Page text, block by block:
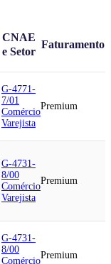
CNAE
e Setor
Faturamento
G-4771-
7/01
Comércio
Varejista
Premium
G-4731-
8/00
Comércio
Varejista
Premium
G-4731-
8/00
Comércio
Premium